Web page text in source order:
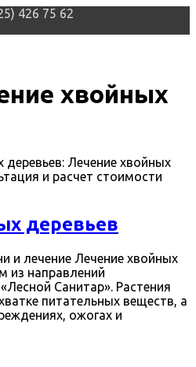
426 75 62
хвойных
деревьев: Лечение хвойных
и расчет стоимости
деревьев
и лечение Лечение хвойных
из направлений
Санитар». Растения
питательных веществ, а
ожогах и